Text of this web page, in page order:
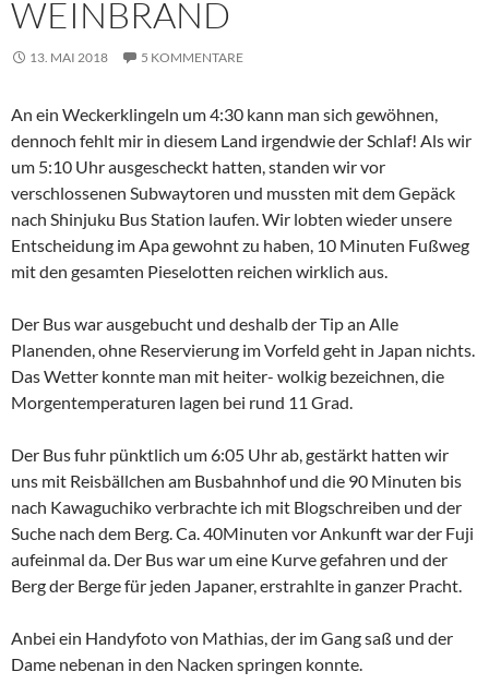
WEINBRAND
13. MAI 2018 5 KOMMENTARE
An ein Weckerklingeln um 4:30 kann man sich gewöhnen,
dennoch fehlt mir in diesem Land irgendwie der Schlaf! Als wir
um 5:10 Uhr ausgescheckt hatten, standen wir vor
verschlossenen Subwaytoren und mussten mit dem Gepäck
nach Shinjuku Bus Station laufen. Wir lobten wieder unsere
Entscheidung im Apa gewohnt zu haben, 10 Minuten Fußweg
mit den gesamten Pieselotten reichen wirklich aus.
Der Bus war ausgebucht und deshalb der Tip an Alle
Planenden, ohne Reservierung im Vorfeld geht in Japan nichts.
Das Wetter konnte man mit heiter- wolkig bezeichnen, die
Morgentemperaturen lagen bei rund 11 Grad.
Der Bus fuhr pünktlich um 6:05 Uhr ab, gestärkt hatten wir
uns mit Reisbällchen am Busbahnhof und die 90 Minuten bis
nach Kawaguchiko verbrachte ich mit Blogschreiben und der
Suche nach dem Berg. Ca. 40Minuten vor Ankunft war der Fuji
aufeinmal da. Der Bus war um eine Kurve gefahren und der
Berg der Berge für jeden Japaner, erstrahlte in ganzer Pracht.
Anbei ein Handyfoto von Mathias, der im Gang saß und der
Dame nebenan in den Nacken springen konnte.